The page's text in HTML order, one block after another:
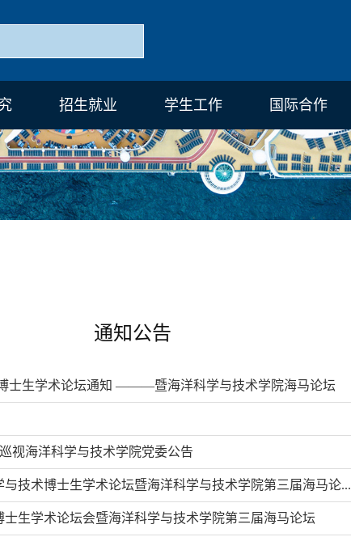
招生就业 学生工作 国际合作
通知公告
士生学术论坛通知 ———暨海洋科学与技术学院海马论坛
视海洋科学与技术学院党委公告
与技术博士生学术论坛暨海洋科学与技术学院第三届海马论...
生学术论坛会暨海洋科学与技术学院第三届海马论坛